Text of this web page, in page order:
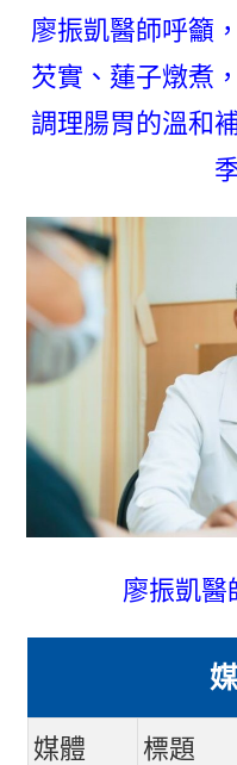
廖振凱醫師呼籲
芡實、蓮子燉煮
調理腸胃的溫和
廖振凱醫
媒體 標題